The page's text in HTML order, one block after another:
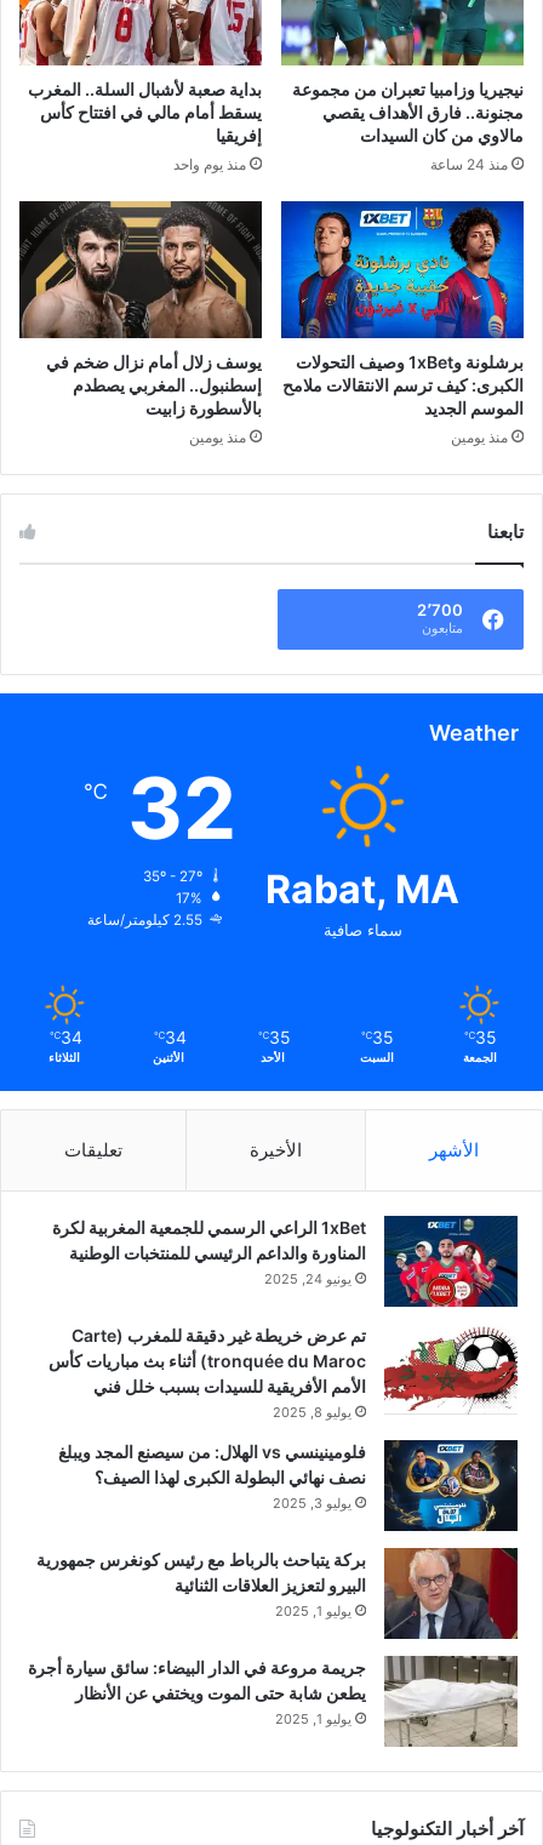
نيجيريا وزامبيا تعبران من مجموعة
مجنونة.. فارق الأهداف يقصي
مالاوي من كان السيدات
منذ 24 ساعة
بداية صعبة لأشبال السلة.. المغرب
يسقط أمام مالي في افتتاح كأس
إفريقيا
منذ يوم واحد
برشلونة و1xBet وصيف التحولات
الكبرى: كيف ترسم الانتقالات ملامح
الموسم الجديد
منذ يومين
يوسف زلال أمام نزال ضخم في
إسطنبول.. المغربي يصطدم
بالأسطورة زابيت
منذ يومين
تابعنا
2٬700
متابعون
Weather
Rabat, MA
سماء صافية
32
℃
17%
2.55 كيلومتر/ساعة
35
℃
الجمعة
35
℃
السبت
35
℃
الأحد
34
℃
الأثنين
34
℃
الثلاثاء
الأشهر الأخيرة تعليقات
1xBet الراعي الرسمي للجمعية المغربية لكرة
المناورة والداعم الرئيسي للمنتخبات الوطنية
يونيو 24, 2025
تم عرض خريطة غير دقيقة للمغرب (Carte
tronquée du Maroc) أثناء بث مباريات كأس
الأمم الأفريقية للسيدات بسبب خلل فني
يوليو 8, 2025
فلومينينسي vs الهلال: من سيصنع المجد ويبلغ
نصف نهائي البطولة الكبرى لهذا الصيف؟
يوليو 3, 2025
بركة يتباحث بالرباط مع رئيس كونغرس جمهورية
البيرو لتعزيز العلاقات الثنائية
يوليو 1, 2025
جريمة مروعة في الدار البيضاء: سائق سيارة أجرة
يطعن شابة حتى الموت ويختفي عن الأنظار
يوليو 1, 2025
آخر أخبار التكنولوجيا